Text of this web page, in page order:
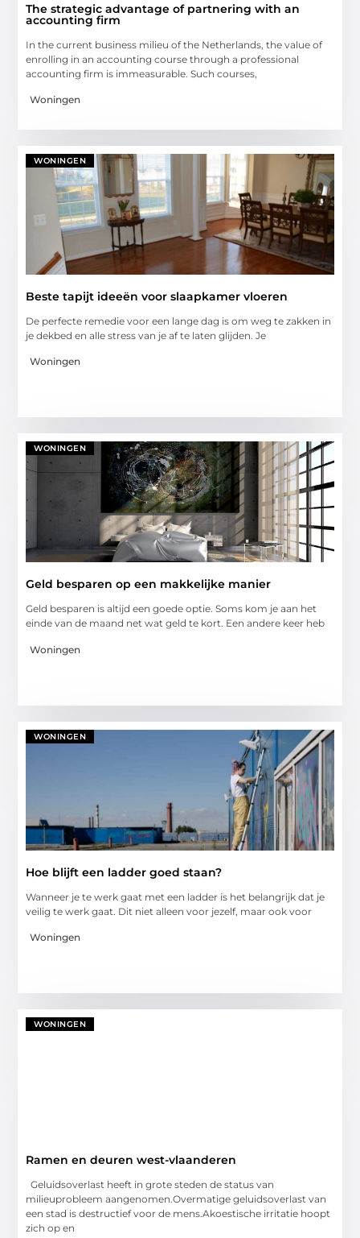
The strategic advantage of partnering with an
accounting firm
In the current business milieu of the Netherlands, the value of
enrolling in an accounting course through a professional
accounting firm is immeasurable. Such courses,
Woningen
WONINGEN
Beste tapijt ideeën voor slaapkamer vloeren
De perfecte remedie voor een lange dag is om weg te zakken in
je dekbed en alle stress van je af te laten glijden. Je
Woningen
WONINGEN
Geld besparen op een makkelijke manier
Geld besparen is altijd een goede optie. Soms kom je aan het
einde van de maand net wat geld te kort. Een andere keer heb
Woningen
WONINGEN
Hoe blijft een ladder goed staan?
Wanneer je te werk gaat met een ladder is het belangrijk dat je
veilig te werk gaat. Dit niet alleen voor jezelf, maar ook voor
Woningen
WONINGEN
Ramen en deuren west-vlaanderen
Geluidsoverlast heeft in grote steden de status van
milieuprobleem aangenomen.Overmatige geluidsoverlast van
een stad is destructief voor de mens.Akoestische irritatie hoopt
zich op en